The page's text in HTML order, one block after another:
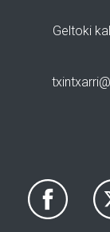
Geltoki